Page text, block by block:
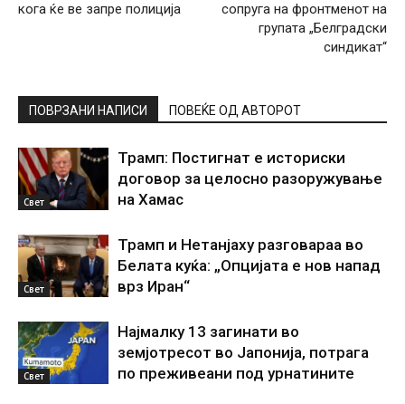
кога ќе ве запре полиција
сопруга на фронтменот на
групата „Белградски
синдикат“
ПОВРЗАНИ НАПИСИ ПОВЕЌЕ ОД АВТОРОТ
Свет
Трамп: Постигнат е историски
договор за целосно разоружување
на Хамас
Свет
Трамп и Нетанјаху разговараа во
Белата куќа: „Опцијата е нов напад
врз Иран“
Свет
Најмалку 13 загинати во
земјотресот во Јапонија, потрага
по преживеани под урнатините